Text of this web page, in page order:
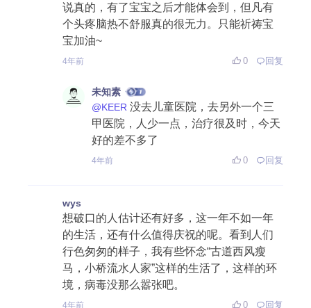
说真的，有了宝宝之后才能体会到，但凡有
个头疼脑热不舒服真的很无力。只能祈祷宝
宝加油~
4年前 0 回复
未知素
@KEER 没去儿童医院，去另外一个三
甲医院，人少一点，治疗很及时，今天
好的差不多了
4年前 0 回复
wys
想破口的人估计还有好多，这一年不如一年
的生活，还有什么值得庆祝的呢。看到人们
行色匆匆的样子，我有些怀念“古道西风瘦
马，小桥流水人家”这样的生活了，这样的环
境，病毒没那么嚣张吧。
4年前 0 回复